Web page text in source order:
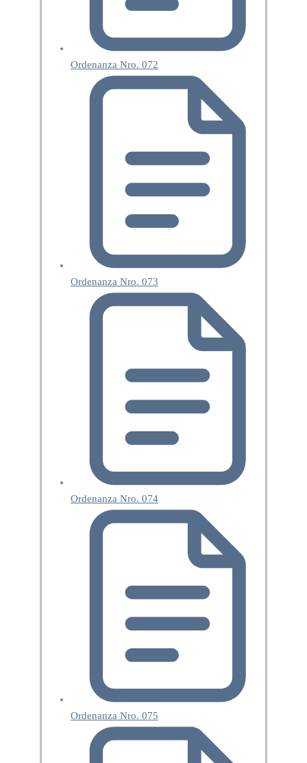
Ordenanza Nro. 072
Ordenanza Nro. 073
Ordenanza Nro. 074
Ordenanza Nro. 075